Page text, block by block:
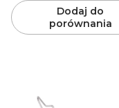
Dodaj do
porównania